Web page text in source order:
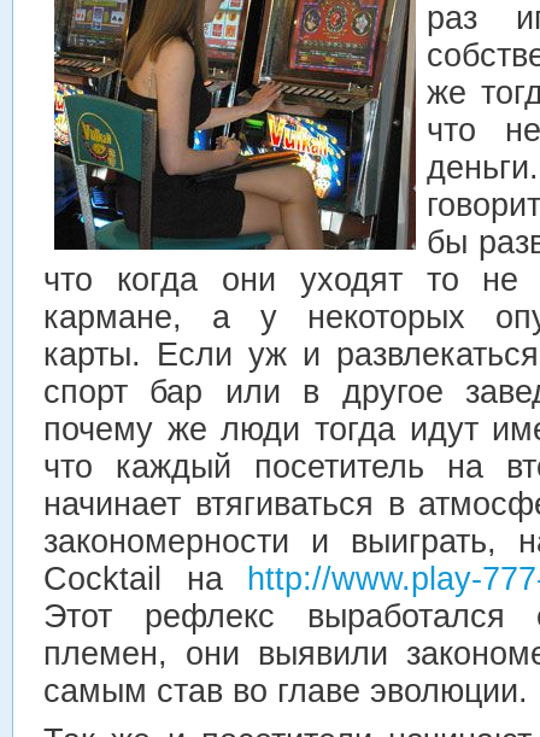
раз
же
что
бы
что когда они уходят то
кармане, а у некоторых
карты. Если уж и
спорт бар или в другое
почему же люди тогда идут
что каждый посетитель на
начинает втягиваться в
закономерности и выиграть,
Cocktail на http://www.play-
Этот рефлекс
племен, они выявили
самым став во главе эволюции.